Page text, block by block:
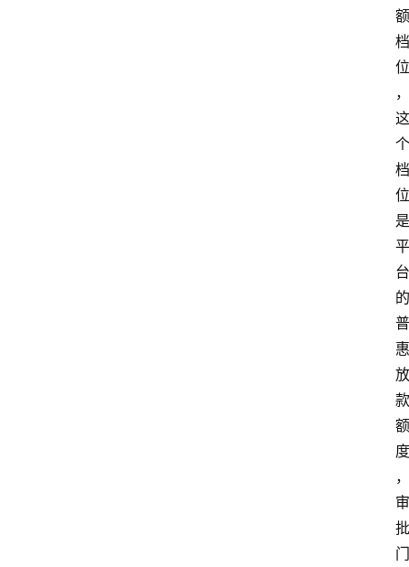
额
档
位
，
这
个
档
位
是
平
台
的
普
惠
放
款
额
度
，
审
批
门